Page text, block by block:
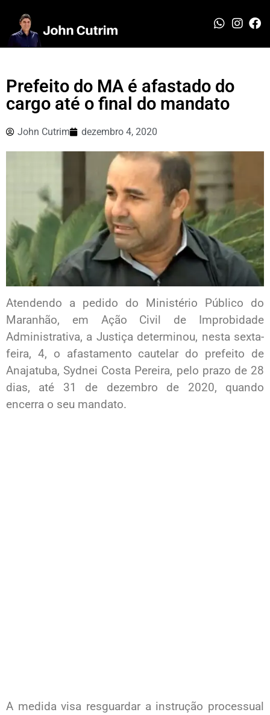
Prefeito do MA é afastado do
cargo até o final do mandato
John Cutrim dezembro 4, 2020
Atendendo a pedido do Ministério Público do
Maranhão, em Ação Civil de Improbidade
Administrativa, a Justiça determinou, nesta sexta-
feira, 4, o afastamento cautelar do prefeito de
Anajatuba, Sydnei Costa Pereira, pelo prazo de 28
dias, até 31 de dezembro de 2020, quando
encerra o seu mandato.
A medida visa resguardar a instrução processual